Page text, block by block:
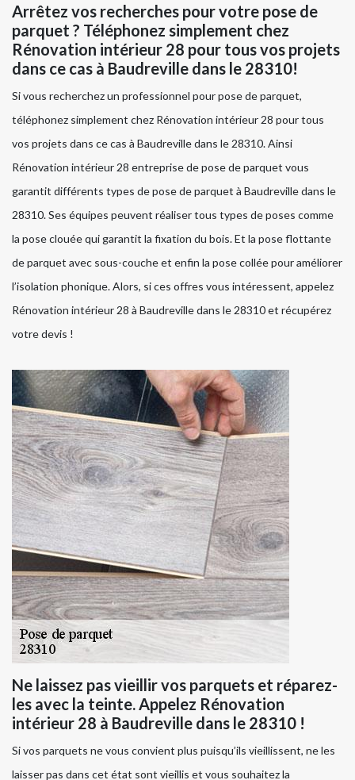
Arrêtez vos recherches pour votre pose de
parquet ? Téléphonez simplement chez
Rénovation intérieur 28 pour tous vos projets
dans ce cas à Baudreville dans le 28310!
Si vous recherchez un professionnel pour pose de parquet,
téléphonez simplement chez Rénovation intérieur 28 pour tous
vos projets dans ce cas à Baudreville dans le 28310. Ainsi
Rénovation intérieur 28 entreprise de pose de parquet vous
garantit différents types de pose de parquet à Baudreville dans le
28310. Ses équipes peuvent réaliser tous types de poses comme
la pose clouée qui garantit la fixation du bois. Et la pose flottante
de parquet avec sous-couche et enfin la pose collée pour améliorer
l’isolation phonique. Alors, si ces offres vous intéressent, appelez
Rénovation intérieur 28 à Baudreville dans le 28310 et récupérez
votre devis !
Ne laissez pas vieillir vos parquets et réparez-
les avec la teinte. Appelez Rénovation
intérieur 28 à Baudreville dans le 28310 !
Si vos parquets ne vous convient plus puisqu’ils vieillissent, ne les
laisser pas dans cet état sont vieillis et vous souhaitez la